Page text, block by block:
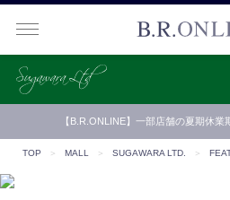
【B.R.ONLINE】一部店舗の夏期休業
TOP ＞ MALL ＞ SUGAWARA LTD. ＞